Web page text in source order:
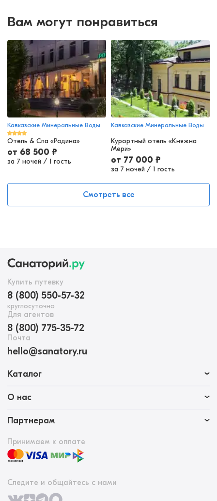
Вам могут понравиться
Кавказские Минеральные Воды
Отель & Спа «Родина»
от 68 500 ₽
за 7 ночей / 1 гость
Кавказские Минеральные Воды
Курортный отель «Княжна
Мери»
от 77 000 ₽
за 7 ночей / 1 гость
Смотреть все
Купить путевку
8 (800) 550-57-32
круглосуточно
Для агентов
8 (800) 775-35-72
Почта
hello@sanatory.ru
Каталог
О нас
Партнерам
Принимаем к оплате
Следите и общайтесь с нами